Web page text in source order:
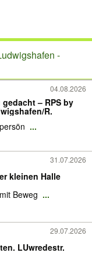
-
04.08.2026
– RPS by
R.
...
31.07.2026
kleinen Halle
Beweg ...
29.07.2026
LUwredestr.